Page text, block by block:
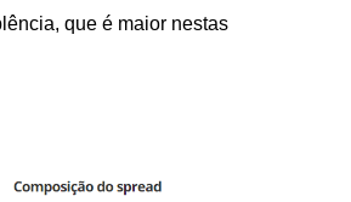
que é maior nestas